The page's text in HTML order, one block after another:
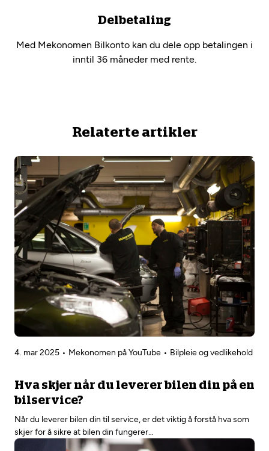
Delbetaling
Med Mekonomen Bilkonto kan du dele opp betalingen i
inntil 36 måneder med rente.
Relaterte artikler
4. mar 2025 Mekonomen på YouTube Bilpleie og vedlikehold
Hva skjer når du leverer bilen din på en
bilservice?
Når du leverer bilen din til service, er det viktig å forstå hva som
skjer for å sikre at bilen din fungerer…